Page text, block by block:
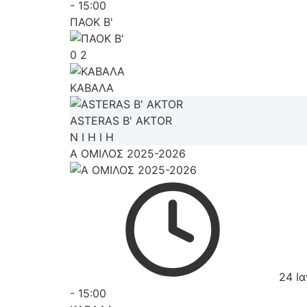
- 15:00
ΠΑΟΚ Β'
0 2
ΚΑΒΑΛΑ
ASTERAS B' AKTOR
Ν Ι Η Ι Η
Α ΟΜΙΛΟΣ 2025-2026
24
- 15:00